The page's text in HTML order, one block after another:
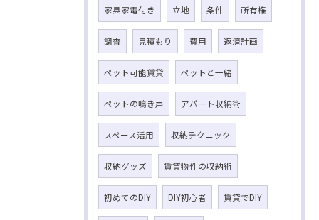
家具家電付き 立地 条件 所有権
調査 見積もり 費用 返済計画
ペット可能賃貸 ペットと一緒
ペットの鳴き声 アパート収納術
スペース活用 収納テクニック
収納グッズ 賃貸物件の収納術
初めてのDIY DIY初心者 賃貸でDIY